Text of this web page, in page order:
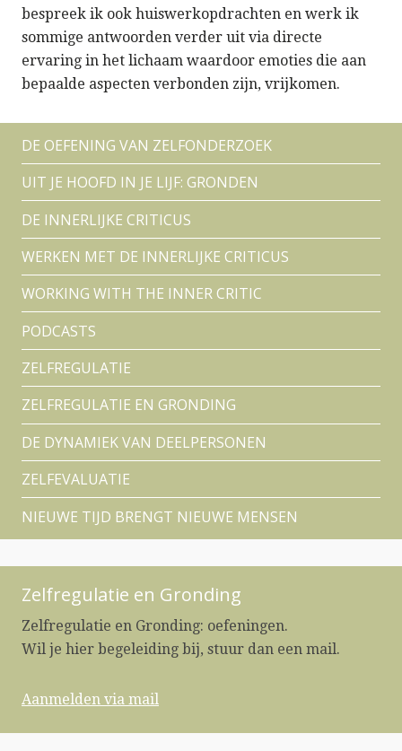
bespreek ik ook huiswerkopdrachten en werk ik
sommige antwoorden verder uit via directe
ervaring in het lichaam waardoor emoties die aan
bepaalde aspecten verbonden zijn, vrijkomen.
DE OEFENING VAN ZELFONDERZOEK
UIT JE HOOFD IN JE LIJF: GRONDEN
DE INNERLIJKE CRITICUS
WERKEN MET DE INNERLIJKE CRITICUS
WORKING WITH THE INNER CRITIC
PODCASTS
ZELFREGULATIE
ZELFREGULATIE EN GRONDING
DE DYNAMIEK VAN DEELPERSONEN
ZELFEVALUATIE
NIEUWE TIJD BRENGT NIEUWE MENSEN
Zelfregulatie en Gronding
Zelfregulatie en Gronding: oefeningen.
Wil je hier begeleiding bij, stuur dan een mail.
Aanmelden via mail